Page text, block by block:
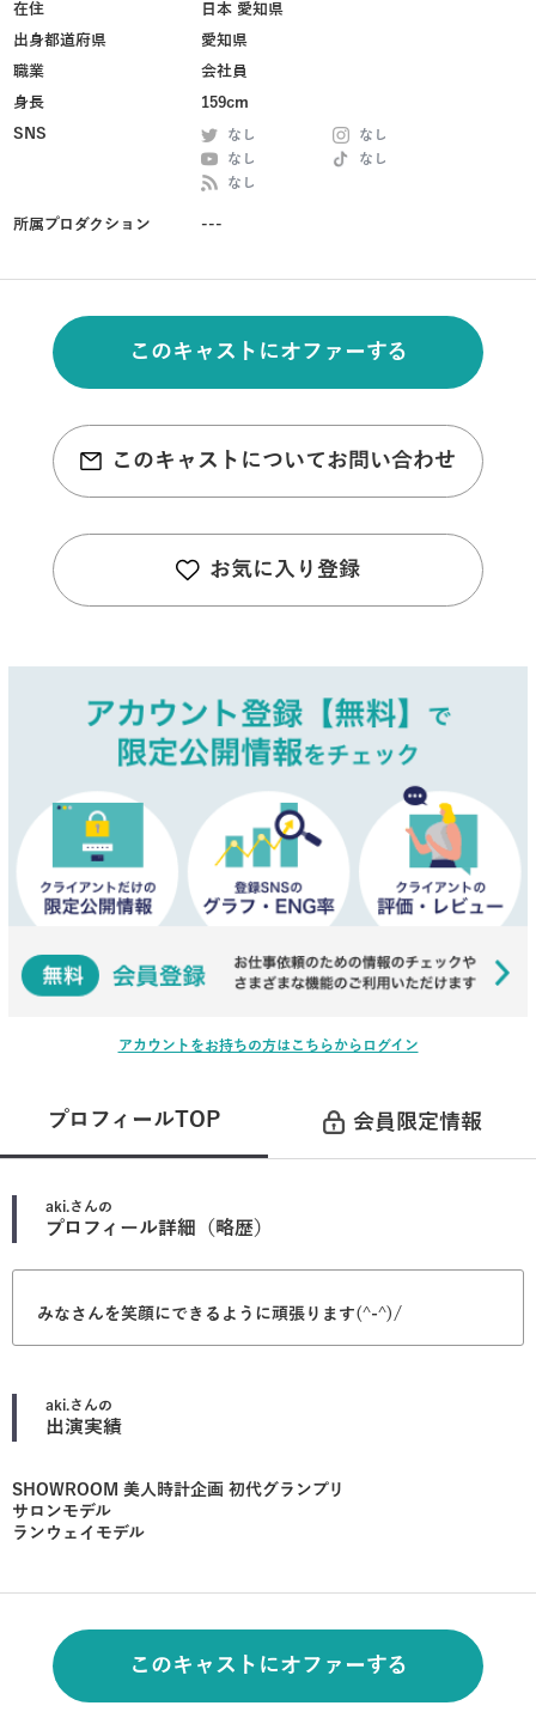
在住
日本 愛知県
出身都道府県
愛知県
職業
会社員
身長
159cm
SNS
なし
なし
なし
なし
なし
所属プロダクション ---
このキャストにオファーする
このキャストについてお問い合わせ
お気に入り登録
アカウントをお持ちの方はこちらからログイン
プロフィールTOP 会員限定情報
aki.さんの
プロフィール詳細（略歴）
みなさんを笑顔にできるように頑張ります(^-^)/
aki.さんの
出演実績
SHOWROOM 美人時計企画 初代グランプリ
サロンモデル
ランウェイモデル
このキャストにオファーする